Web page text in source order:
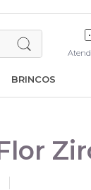
BRINCOS